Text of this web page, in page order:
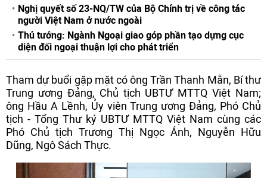
Nghị quyết số 23-NQ/TW của Bộ Chính trị về công tác
người Việt Nam ở nước ngoài
Thủ tướng: Ngành Ngoại giao góp phần tạo dựng cục
diện đối ngoại thuận lợi cho phát triển
Tham dự buổi gặp mặt có ông Trần Thanh Mẫn, Bí thư
Trung ương Đảng, Chủ tịch UBTƯ MTTQ Việt Nam;
ông Hầu A Lềnh, Ủy viên Trung ương Đảng, Phó Chủ
tịch - Tổng Thư ký UBTƯ MTTQ Việt Nam cùng các
Phó Chủ tịch Trương Thị Ngọc Ánh, Nguyễn Hữu
Dũng, Ngô Sách Thực.